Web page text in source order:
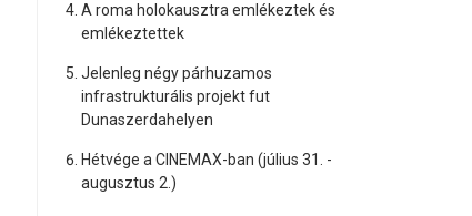
A roma holokausztra emlékeztek és
emlékeztettek
Jelenleg négy párhuzamos
infrastrukturális projekt fut
Dunaszerdahelyen
Hétvége a CINEMAX-ban (július 31. -
augusztus 2.)